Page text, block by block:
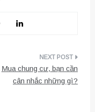
Mua chung cư, bạn cần
cân nhắc những gì?